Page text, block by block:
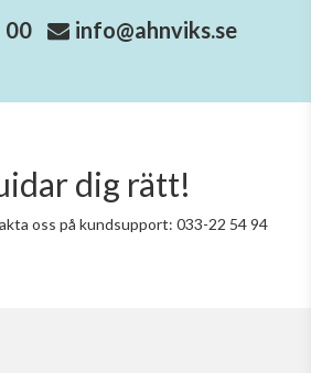
00 info@ahnviks.se
dig rätt!
oss på kundsupport: 033-22 54 94